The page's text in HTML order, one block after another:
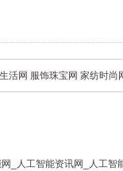
活网 服饰珠宝网 家纺时尚
人工智能资讯网 人工智